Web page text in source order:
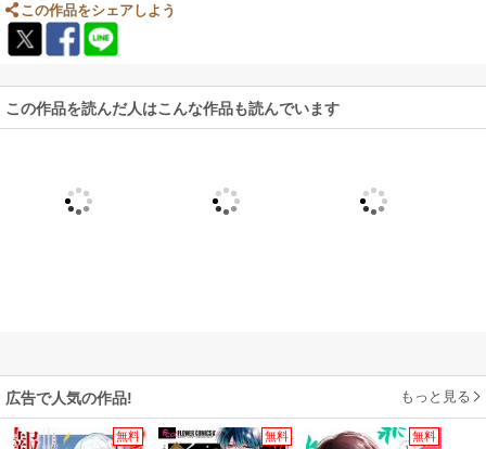
この作品をシェアしよう
この作品を読んだ人はこんな作品も読んでいます
広告で人気の作品! もっと見る
無料 無料 無料